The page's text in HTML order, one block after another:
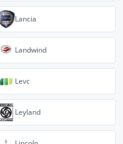
Lancia
Landwind
Levc
Leyland